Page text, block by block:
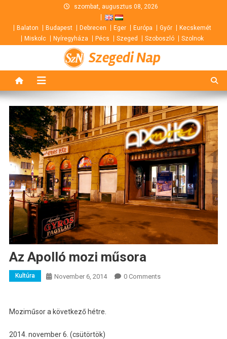
content
szombat, augusztus 08, 2026
Balaton Budapest Debrecen Eger Európa Győr
Kecskemét
Miskolc
Nyíregyháza Pécs Szeged Szoboszló Szolnok
Szegedi Nap
Az Apolló mozi műsora
Kultúra November 6, 2014 0 Comments
Moziműsor a következő hétre.
2014. november 6. (csütörtök)